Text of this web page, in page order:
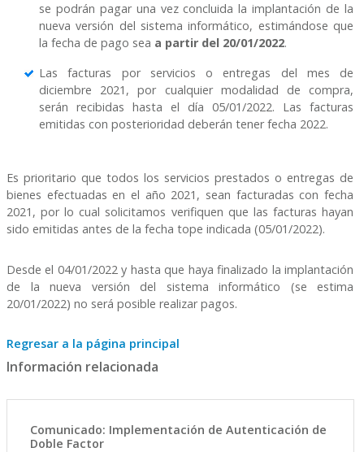
se podrán pagar una vez concluida la implantación de la
nueva versión del sistema informático, estimándose que
la fecha de pago sea a partir del 20/01/2022.
Las facturas por servicios o entregas del mes de
diciembre 2021, por cualquier modalidad de compra,
serán recibidas hasta el día 05/01/2022. Las facturas
emitidas con posterioridad deberán tener fecha 2022.
Es prioritario que todos los servicios prestados o entregas de
bienes efectuadas en el año 2021, sean facturadas con fecha
2021, por lo cual solicitamos verifiquen que las facturas hayan
sido emitidas antes de la fecha tope indicada (05/01/2022).
Desde el 04/01/2022 y hasta que haya finalizado la implantación
de la nueva versión del sistema informático (se estima
20/01/2022) no será posible realizar pagos.
Regresar a la página principal
Información relacionada
Comunicado: Implementación de Autenticación de
Doble Factor